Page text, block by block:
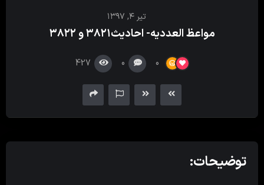
تیر ۴, ۱۳۹۷
مواعظ العددیه- احادیث۳۸۲۱ و ۳۸۲۲
0
0
427
توضیحات: